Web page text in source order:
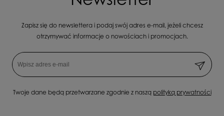
Zapisz się do newslettera i podaj swój adres e-mail, jeżeli chcesz
otrzymywać informacje o nowościach i promocjach.
Twoje dane będą przetwarzane zgodnie z naszą polityką prywatności